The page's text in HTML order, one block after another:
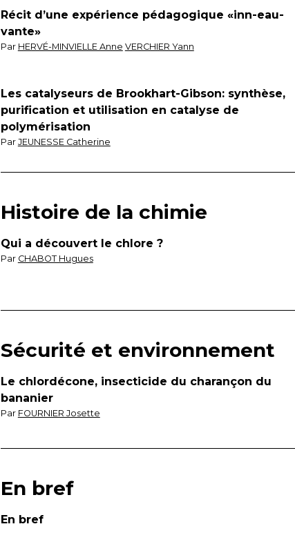
Récit d’une expérience pédagogique «inn-eau-
vante»
Par HERVÉ-MINVIELLE Anne VERCHIER Yann
Les catalyseurs de Brookhart-Gibson: synthèse,
purification et utilisation en catalyse de
polymérisation
Par JEUNESSE Catherine
Histoire de la chimie
Qui a découvert le chlore ?
Par CHABOT Hugues
Sécurité et environnement
Le chlordécone, insecticide du charançon du
bananier
Par FOURNIER Josette
En bref
En bref